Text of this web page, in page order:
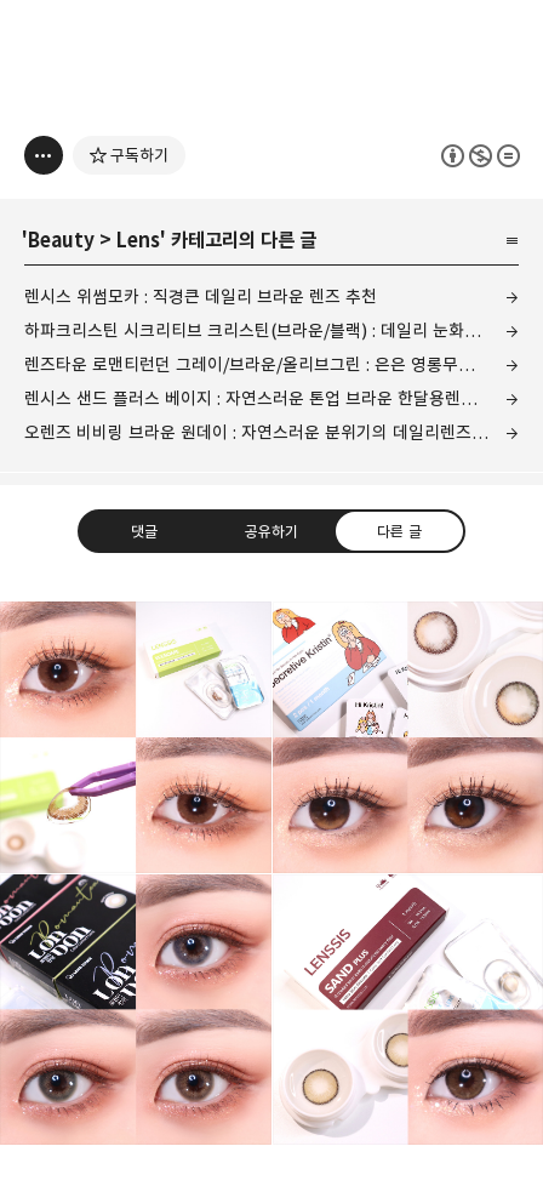
구독하기
' Beauty > Lens' 카테고리의 다른 글
렌시스 위썸모카 : 직경큰 데일리 브라운 렌즈 추천
하파크리스틴 시크리티브 크리스틴(브라운/블랙) : 데일리 눈화장에 딱! 예쁜렌즈 추천
렌즈타운 로맨티런던 그레이/브라운/올리브그린 : 은은 영롱무드 저렴이 한달용 렌즈 추천
렌시스 샌드 플러스 베이지 : 자연스러운 톤업 브라운 한달용렌즈 추천
오렌즈 비비링 브라운 원데이 : 자연스러운 분위기의 데일리렌즈 추천
댓글 공유하기 다른 글
그녀는 예뻤다
몸도 마음도 모두 예뻐지기 위한 그녀의 영혼을 갈아만든
블로그
구독하기
라인 트위터
카카오스토리 밴드 네이버 블로그